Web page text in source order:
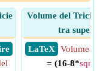
Volume del
tra
​ LaTeX
Volume
= (16-8*sqrt